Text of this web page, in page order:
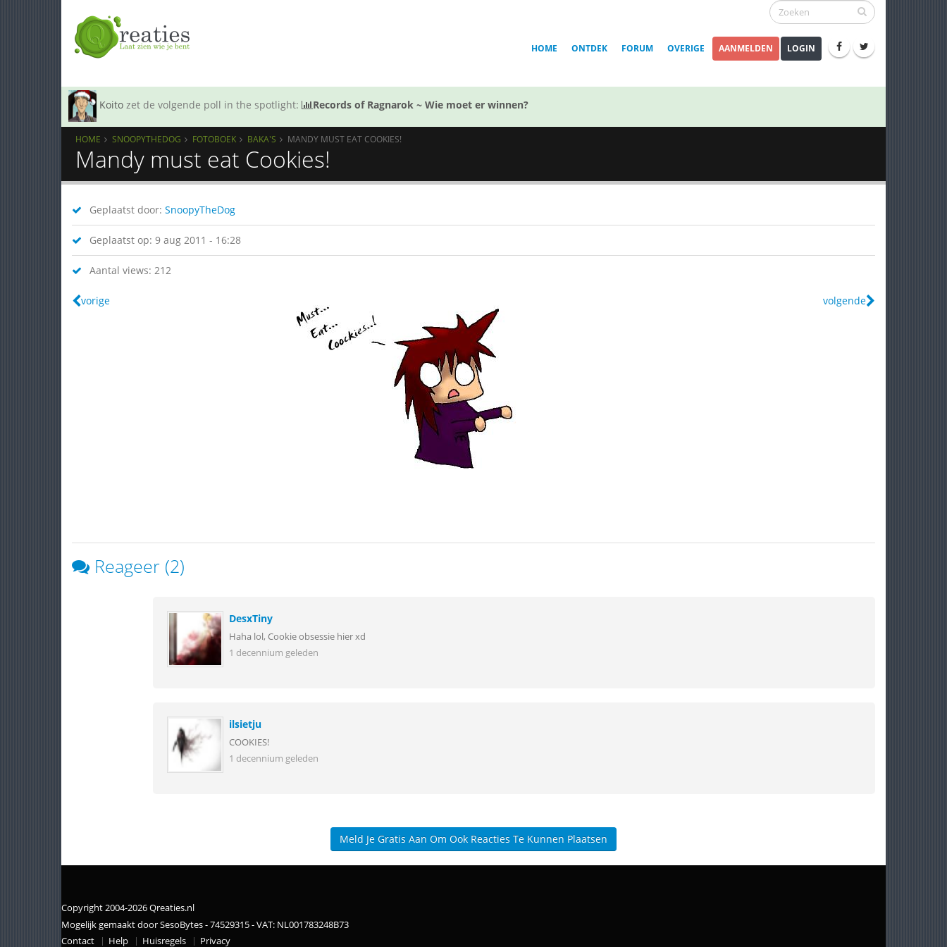
HOME ONTDEK FORUM OVERIGE AANMELDEN LOGIN
Koito zet de volgende poll in the spotlight: Records of Ragnarok ~ Wie moet er winnen?
HOME SNOOPYTHEDOG FOTOBOEK BAKA'S MANDY MUST EAT COOKIES!
Mandy must eat Cookies!
Geplaatst door: SnoopyTheDog
Geplaatst op: 9 aug 2011 - 16:28
Aantal views: 212
vorige volgende
Reageer (2)
DesxTiny
Haha lol, Cookie obsessie hier xd
1 decennium geleden
ilsietju
COOKIES!
1 decennium geleden
Meld Je Gratis Aan Om Ook Reacties Te Kunnen Plaatsen
Copyright 2004-2026 Qreaties.nl
Mogelijk gemaakt door SesoBytes - 74529315 - VAT: NL001783248B73
Contact
Help Huisregels Privacy